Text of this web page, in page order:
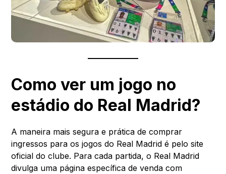
Como ver um jogo no
estádio do Real Madrid?
A maneira mais segura e prática de comprar
ingressos para os jogos do Real Madrid é pelo site
oficial do clube. Para cada partida, o Real Madrid
divulga uma página específica de venda com